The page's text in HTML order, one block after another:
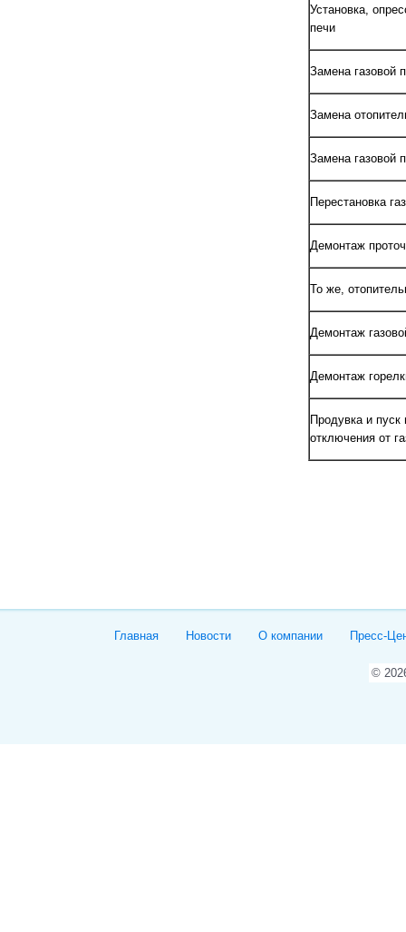
Установка,
печи
Замена газовой
Замена
Замена газовой
Перестановка
Демонтаж
То же,
Демонтаж
Демонтаж
Продувка и пуск
отключения от
Главная Новости О компании Пресс-
©